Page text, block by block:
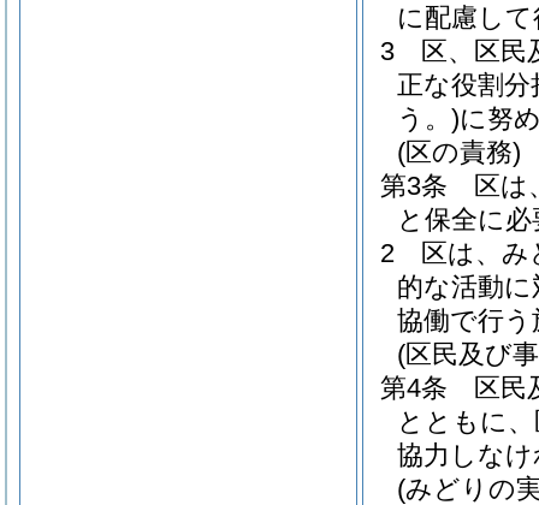
に配慮し
3
区、区
正な役割
う。)に努
(区の責務)
第3条
区は
と保全に
2
区は、
的な活動
協働で行
(区民及び
第4条
区民
とともに
協力しな
(みどりの